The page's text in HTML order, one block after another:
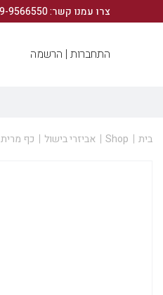
צרו עמנו קשר: 09-9566550
הירשמו לניוזלטר שלנו ותיהנו מ- 10% הנחה ברכישה הראשונה!
התחברות | הרשמה
בית Shop אביזרי בישול כף מרית Silicone Series